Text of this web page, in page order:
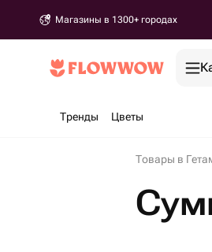
Магазины в 1300+ городах
Тренды Цветы
Товары в